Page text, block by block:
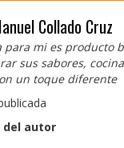
Collado Cruz
para mi es producto
sus sabores,
un toque diferente
del autor